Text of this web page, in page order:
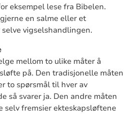
eksempel lese fra Bibelen.
en salme eller et
vigselshandlingen.
mellom to ulike måter å
på. Den tradisjonelle måten
to spørsmål til hver av
så svarer ja. Den andre måten
selv fremsier ekteskapsløftene